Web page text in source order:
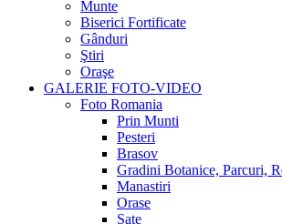
Munte
Biserici Fortificate
Gânduri
Ştiri
Oraşe
GALERIE FOTO-VIDEO
Foto Romania
Prin Munti
Pesteri
Brasov
Gradini Botanice, Parcuri,
Manastiri
Orase
Sate